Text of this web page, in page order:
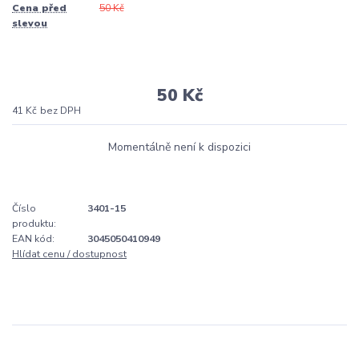
Cena před
slevou
50 Kč
50 Kč
41 Kč bez DPH
Momentálně není k dispozici
Číslo
produktu:
3401-15
EAN kód:
3045050410949
Hlídat cenu / dostupnost